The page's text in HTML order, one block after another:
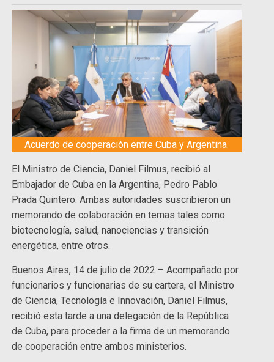
Acuerdo de cooperación entre Cuba y Argentina.
El Ministro de Ciencia, Daniel Filmus, recibió al
Embajador de Cuba en la Argentina, Pedro Pablo
Prada Quintero. Ambas autoridades suscribieron un
memorando de colaboración en temas tales como
biotecnología, salud, nanociencias y transición
energética, entre otros.
Buenos Aires, 14 de julio de 2022 – Acompañado por
funcionarios y funcionarias de su cartera, el Ministro
de Ciencia, Tecnología e Innovación, Daniel Filmus,
recibió esta tarde a una delegación de la República
de Cuba, para proceder a la firma de un memorando
de cooperación entre ambos ministerios.